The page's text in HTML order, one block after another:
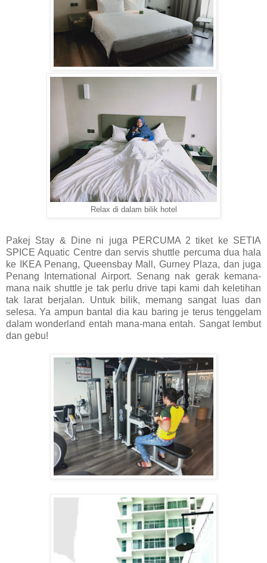
Relax di dalam bilik hotel
Pakej Stay & Dine ni juga PERCUMA 2 tiket ke SETIA
SPICE Aquatic Centre dan servis shuttle percuma dua hala
ke IKEA Penang, Queensbay Mall, Gurney Plaza, dan juga
Penang International Airport. Senang nak gerak kemana-
mana naik shuttle je tak perlu drive tapi kami dah keletihan
tak larat berjalan. Untuk bilik, memang sangat luas dan
selesa. Ya ampun bantal dia kau baring je terus tenggelam
dalam wonderland entah mana-mana entah. Sangat lembut
dan gebu!